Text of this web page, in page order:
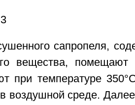
сапропеля,
вещества,
при температуре
воздушной среде.